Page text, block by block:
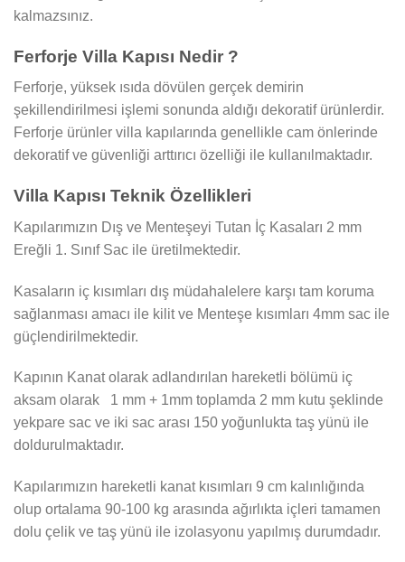
kalmazsınız.
Ferforje Villa Kapısı Nedir ?
Ferforje, yüksek ısıda dövülen gerçek demirin
şekillendirilmesi işlemi sonunda aldığı dekoratif ürünlerdir.
Ferforje ürünler villa kapılarında genellikle cam önlerinde
dekoratif ve güvenliği arttırıcı özelliği ile kullanılmaktadır.
Villa Kapısı Teknik Özellikleri
Kapılarımızın Dış ve Menteşeyi Tutan İç Kasaları 2 mm
Ereğli 1. Sınıf Sac ile üretilmektedir.
Kasaların iç kısımları dış müdahalelere karşı tam koruma
sağlanması amacı ile kilit ve Menteşe kısımları 4mm sac ile
güçlendirilmektedir.
Kapının Kanat olarak adlandırılan hareketli bölümü iç
aksam olarak 1 mm + 1mm toplamda 2 mm kutu şeklinde
yekpare sac ve iki sac arası 150 yoğunlukta taş yünü ile
doldurulmaktadır.
Kapılarımızın hareketli kanat kısımları 9 cm kalınlığında
olup ortalama 90-100 kg arasında ağırlıkta içleri tamamen
dolu çelik ve taş yünü ile izolasyonu yapılmış durumdadır.